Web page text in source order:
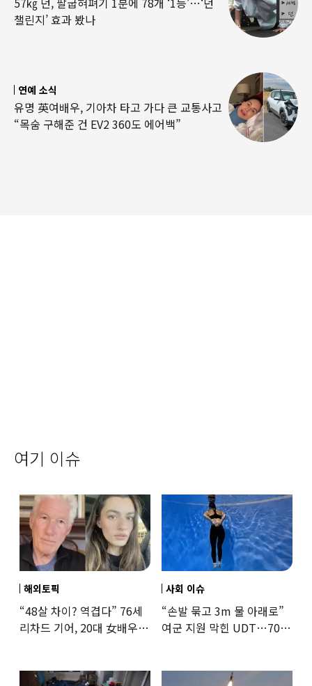
챌린지’ 효과 봤나
연예 소식
유명 英여배우, 기아차 타고 가다 큰 교통사고
“목숨 구해준 건 EV2 360도 에어백”
여기 이슈
해외토픽
“48살 차이? 역겹다” 76세
리차드 기어, 20대 女배우와
사회 이슈
“손발 묶고 3m 물 아래로”
여군 지원 막힌 UDT…707